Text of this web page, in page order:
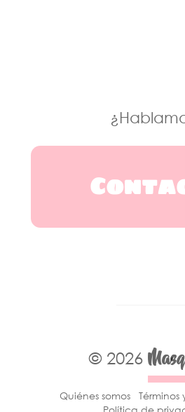
© 2026
Quiénes somos